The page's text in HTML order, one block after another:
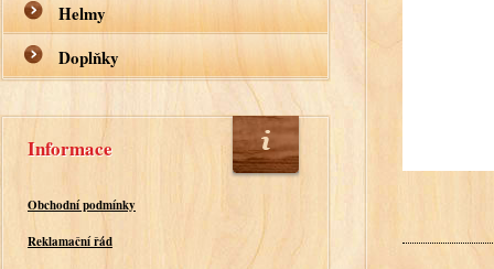
Helmy
Doplňky
Informace
Obchodní podmínky
Reklamační řád